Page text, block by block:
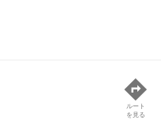
ルート
を見る